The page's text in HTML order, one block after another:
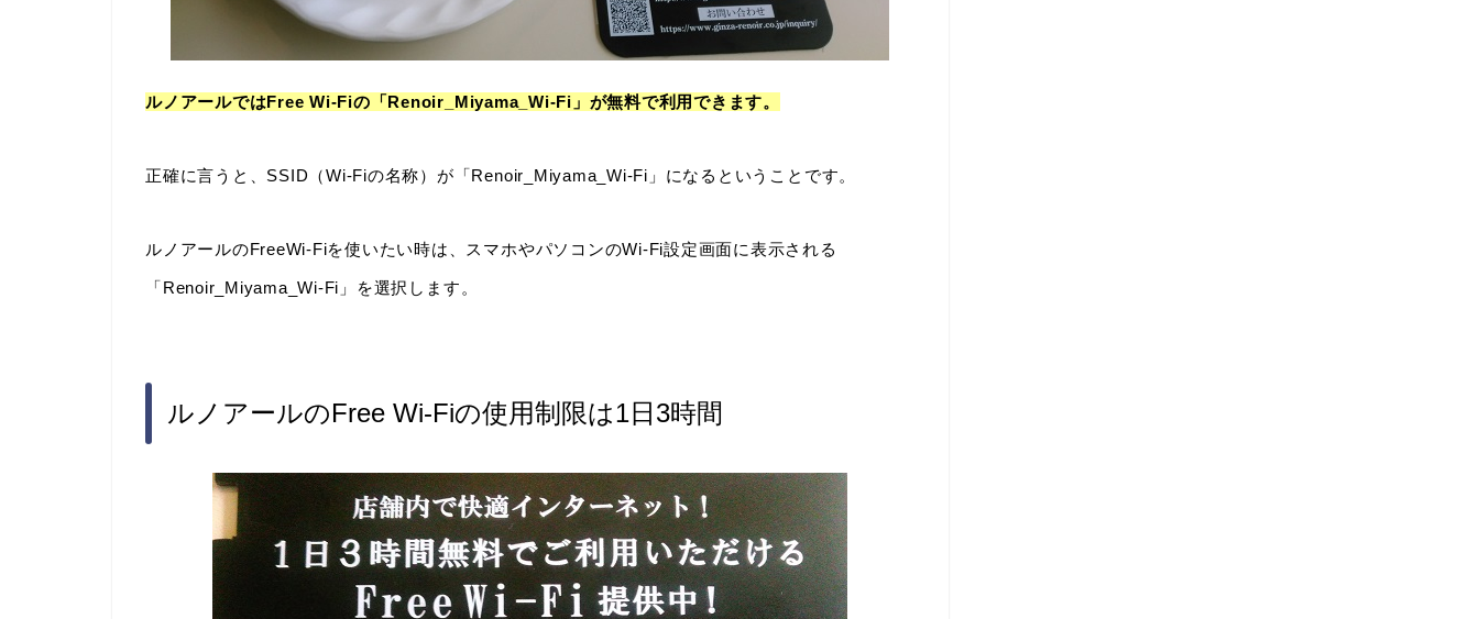
ルノアールではFree Wi-Fiの「Renoir_Miyama_Wi-Fi」が無料で利用できます。
正確に言うと、SSID（Wi-Fiの名称）が「Renoir_Miyama_Wi-Fi」になるということです。
ルノアールのFreeWi-Fiを使いたい時は、スマホやパソコンのWi-Fi設定画面に表示される
「Renoir_Miyama_Wi-Fi」を選択します。
ルノアールのFree Wi-Fiの使用制限は1日3時間